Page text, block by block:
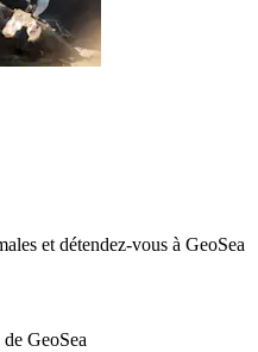
et détendez-vous à GeoSea
GeoSea